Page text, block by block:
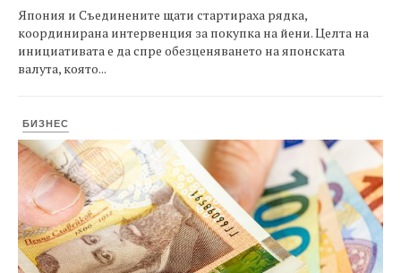
Япония и Съединените щати стартираха рядка,
координирана интервенция за покупка на йени. Целта на
инициативата е да спре обезценяването на японската
валута, която...
БИЗНЕС